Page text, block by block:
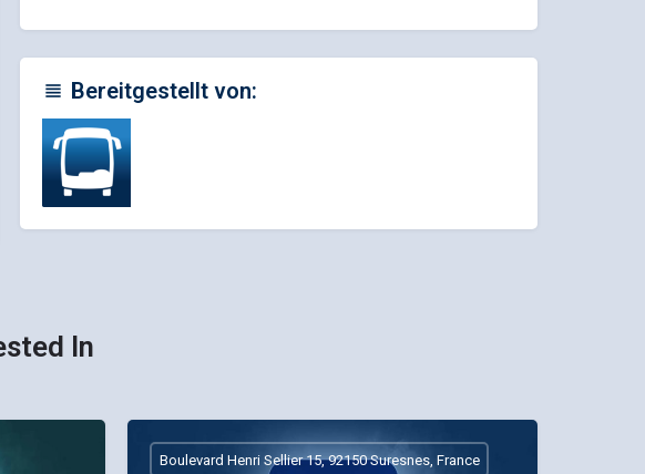
Bereitgestellt von:
In
Boulevard Henri Sellier 15, 92150 Suresnes, France